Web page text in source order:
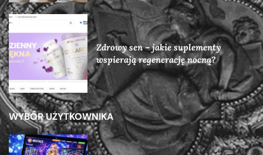
Zdrowy sen – jakie suplementy
wspierają regenerację nocną?
WYBÓR UŻYTKOWNIKA